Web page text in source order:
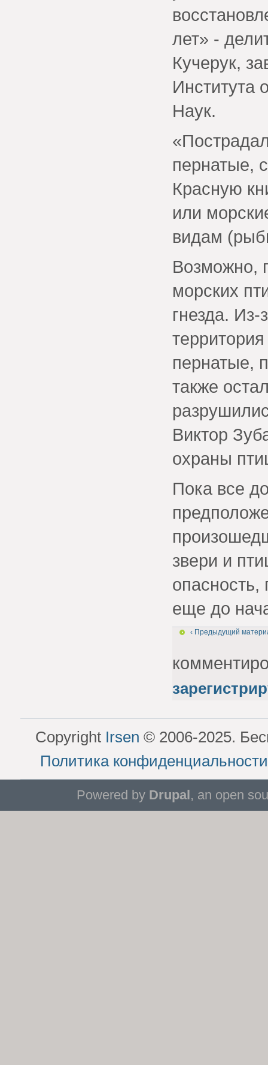
лет» -
Кучерук,
Института
Наук.
пернатые,
Красную
или
видам
Возможно,
морских
гнезда.
пернатые,
также
Виктор
охраны
Пока все
звери и
еще до
‹ Предыдущий
Copyright Irsen © 2006-2025.
Политика
Powered by Drupal, an open